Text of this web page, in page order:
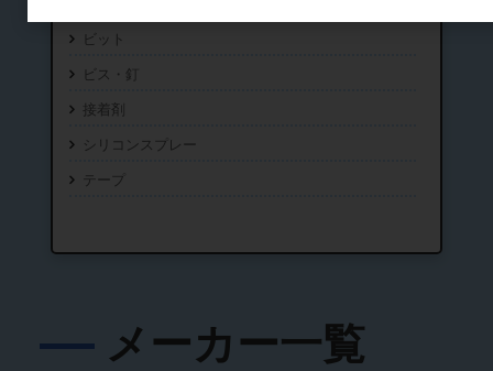
ビット
ビス・釘
接着剤
シリコンスプレー
テープ
メーカー一覧